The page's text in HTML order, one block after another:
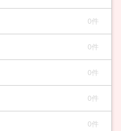
0件
0件
0件
0件
0件